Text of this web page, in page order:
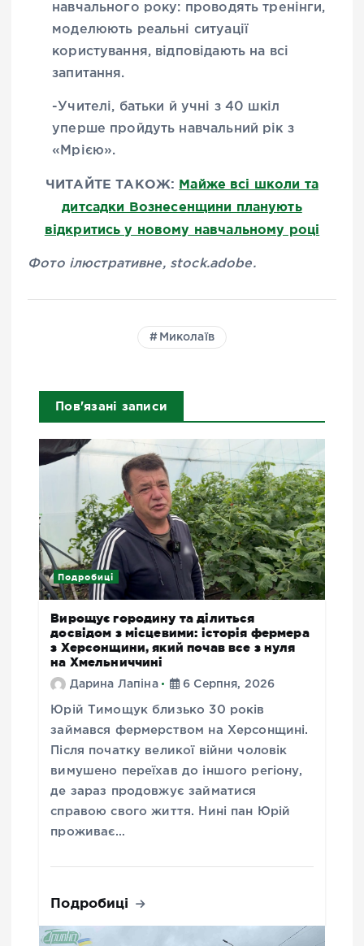
навчального року: проводять тренінги,
моделюють реальні ситуації
користування, відповідають на всі
запитання.
-Учителі, батьки й учні з 40 шкіл
уперше пройдуть навчальний рік з
«Мрією».
ЧИТАЙТЕ ТАКОЖ: Майже всі школи та
дитсадки Вознесенщини планують
відкритись у новому навчальному році
Фото ілюстративне, stock.adobe.
Миколаїв
Пов'язані записи
Подробиці
Вирощує городину та ділиться
досвідом з місцевими: історія фермера
з Херсонщини, який почав все з нуля
на Хмельниччині
Дарина Лапіна 6 Серпня, 2026
Юрій Тимощук близько 30 років
займався фермерством на Херсонщині.
Після початку великої війни чоловік
вимушено переїхав до іншого регіону,
де зараз продовжує займатися
справою свого життя. Нині пан Юрій
проживає…
Подробиці